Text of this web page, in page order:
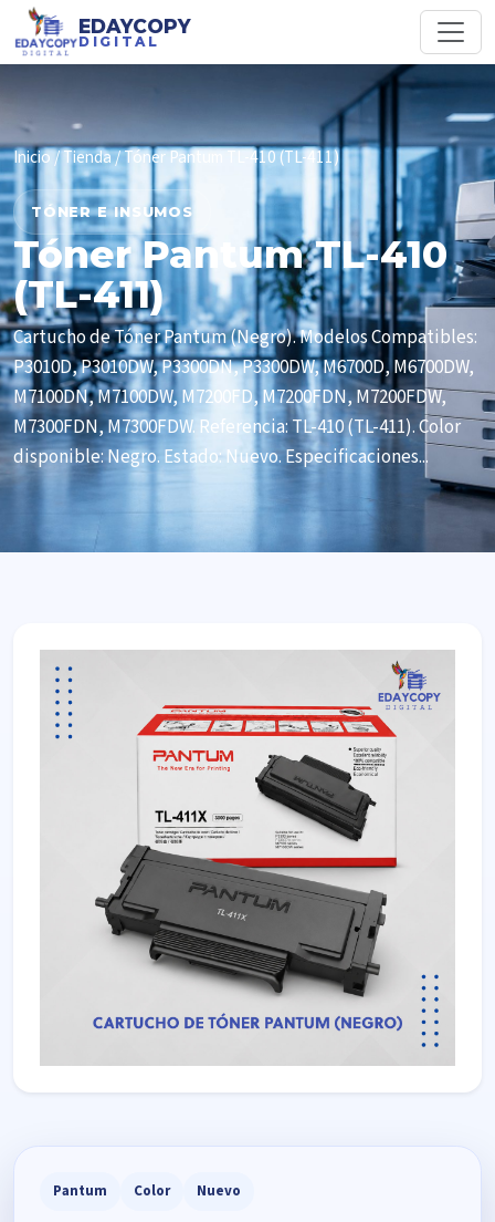
EDAYCOPY
DIGITAL
Inicio/Tienda/ Tóner Pantum TL-410 (TL-411)
TÓNER E INSUMOS
Tóner Pantum TL-410
(TL-411)
Cartucho de Tóner Pantum (Negro). Modelos Compatibles:
P3010D, P3010DW, P3300DN, P3300DW, M6700D, M6700DW,
M7100DN, M7100DW, M7200FD, M7200FDN, M7200FDW,
M7300FDN, M7300FDW. Referencia: TL-410 (TL-411). Color
disponible: Negro. Estado: Nuevo. Especificaciones...
Pantum Color Nuevo